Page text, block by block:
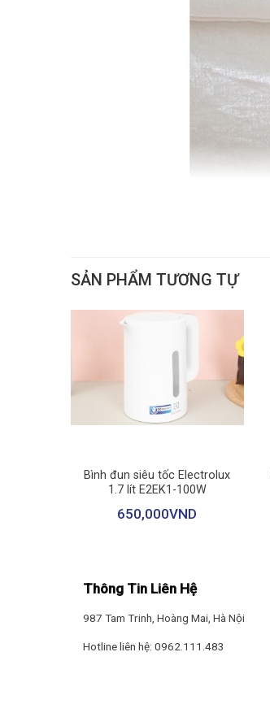
Đầu hút đa năng và khe 2
Roborock H60 Hub Ultra đi kèm với
sạch các khe hẹp, mép tường và
SẢN PHẨM TƯƠNG TỰ
Bình đun siêu tốc Electrolux
1.7 lít E2EK1-100W
650,000VND
Thông Tin Liên Hệ
987 Tam Trinh, Hoàng Mai, Hà Nội
Hotline liên hệ: 0962.111.483